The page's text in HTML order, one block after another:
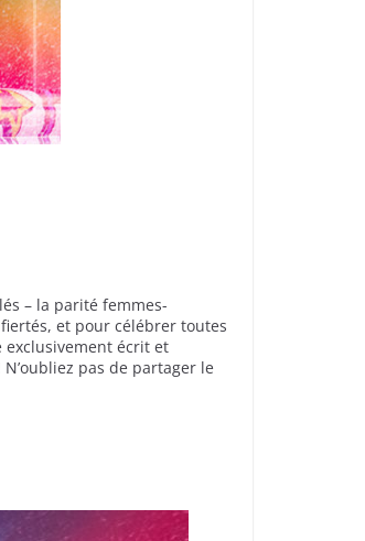
– la parité femmes-
fiertés, et pour célébrer toutes
exclusivement écrit et
pas de partager le